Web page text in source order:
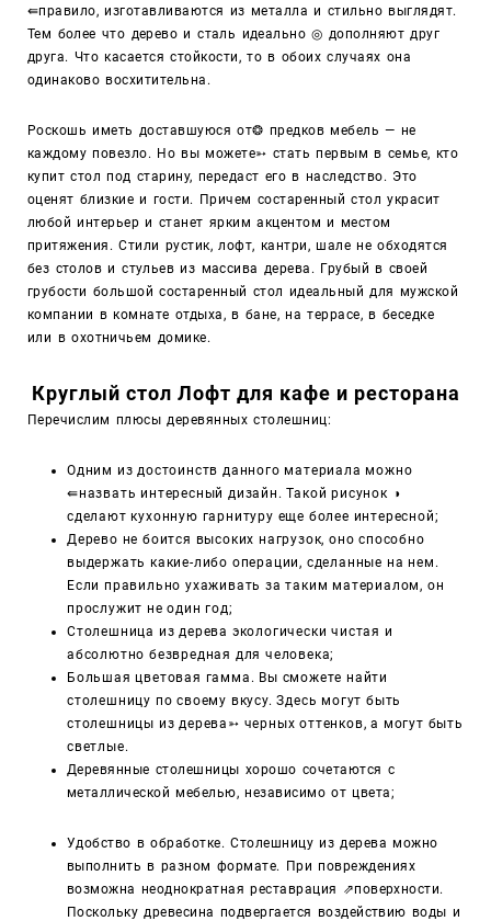
⇚правило, изготавливаются из металла и стильно выглядят.
Тем более что дерево и сталь идеально ◎ дополняют друг
друга. Что касается стойкости, то в обоих случаях она
одинаково восхитительна.
Роскошь иметь доставшуюся от❂ предков мебель — не
каждому повезло. Но вы можете➳ стать первым в семье, кто
купит стол под старину, передаст его в наследство. Это
оценят близкие и гости. Причем состаренный стол украсит
любой интерьер и станет ярким акцентом и местом
притяжения. Стили рустик, лофт, кантри, шале не обходятся
без столов и стульев из массива дерева. Грубый в своей
грубости большой состаренный стол идеальный для мужской
компании в комнате отдыха, в бане, на террасе, в беседке
или в охотничьем домике.
Круглый стол Лофт для кафе и ресторана
Перечислим плюсы деревянных столешниц:
Одним из достоинств данного материала можно
⇚назвать интересный дизайн. Такой рисунок ◑
сделают кухонную гарнитуру еще более интересной;
Дерево не боится высоких нагрузок, оно способно
выдержать какие-либо операции, сделанные на нем.
Если правильно ухаживать за таким материалом, он
прослужит не один год;
Столешница из дерева экологически чистая и
абсолютно безвредная для человека;
Большая цветовая гамма. Вы сможете найти
столешницу по своему вкусу. Здесь могут быть
столешницы из дерева ➳ черных оттенков, а могут быть
светлые.
Деревянные столешницы хорошо сочетаются с
металлической мебелью, независимо от цвета;
Удобство в обработке. Столешницу из дерева можно
выполнить в разном формате. При повреждениях
возможна неоднократная реставрация ⇗поверхности.
Поскольку древесина подвергается воздействию воды и